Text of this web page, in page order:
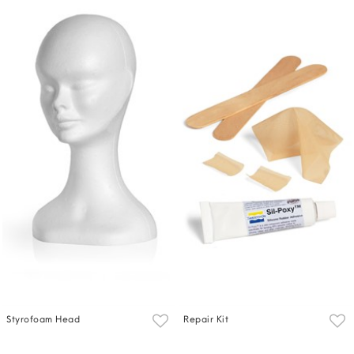
Styrofoam Head Repair Kit